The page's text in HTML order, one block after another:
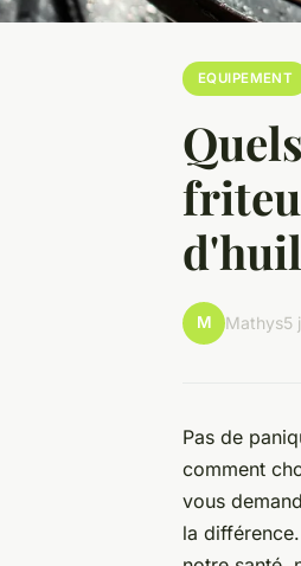
EQUIPEMENT
M Mathys5
Pas de
comment
vous
la